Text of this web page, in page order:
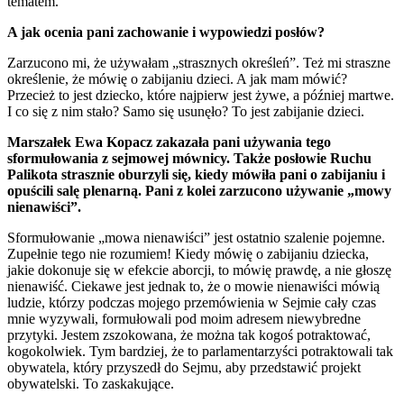
A jak ocenia pani zachowanie i wypowiedzi posłów?
Zarzucono mi, że używałam „strasznych określeń”. Też mi straszne
określenie, że mówię o zabijaniu dzieci. A jak mam mówić?
Przecież to jest dziecko, które najpierw jest żywe, a później martwe.
I co się z nim stało? Samo się usunęło? To jest zabijanie dzieci.
Marszałek Ewa Kopacz zakazała pani używania tego
sformułowania z sejmowej mównicy. Także posłowie Ruchu
Palikota strasznie oburzyli się, kiedy mówiła pani o zabijaniu i
opuścili salę plenarną. Pani z kolei zarzucono używanie „mowy
nienawiści”.
Sformułowanie „mowa nienawiści” jest ostatnio szalenie pojemne.
Zupełnie tego nie rozumiem! Kiedy mówię o zabijaniu dziecka,
jakie dokonuje się w efekcie aborcji, to mówię prawdę, a nie głoszę
nienawiść. Ciekawe jest jednak to, że o mowie nienawiści mówią
ludzie, którzy podczas mojego przemówienia w Sejmie cały czas
mnie wyzywali, formułowali pod moim adresem niewybredne
przytyki. Jestem zszokowana, że można tak kogoś potraktować,
kogokolwiek. Tym bardziej, że to parlamentarzyści potraktowali tak
obywatela, który przyszedł do Sejmu, aby przedstawić projekt
obywatelski. To zaskakujące.